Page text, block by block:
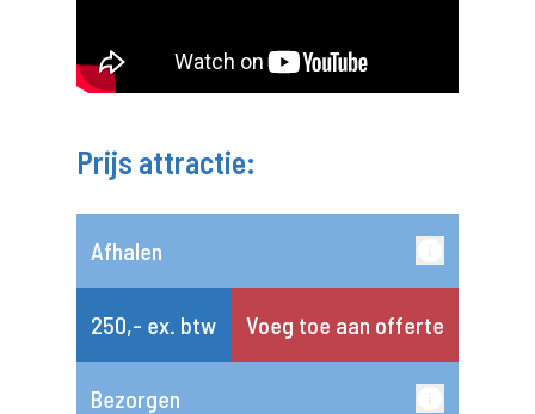
Prijs attractie:
Afhalen
250,- ex. btw Voeg toe aan offerte
Bezorgen